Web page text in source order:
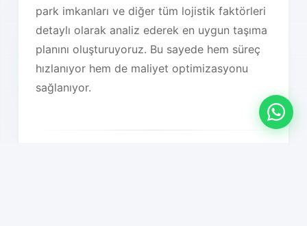
park imkanları ve diğer tüm lojistik faktörleri
detaylı olarak analiz ederek en uygun taşıma
planını oluşturuyoruz. Bu sayede hem süreç
hızlanıyor hem de maliyet optimizasyonu
sağlanıyor.